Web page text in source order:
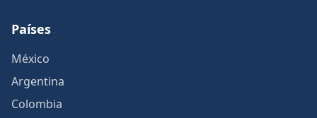
Países
México
Argentina
Colombia